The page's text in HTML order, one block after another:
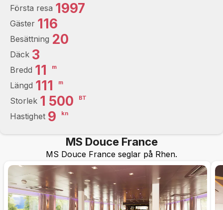
Första resa 1997
Gäster 116
Besättning 20
Däck 3
Bredd 11 m
Längd 111 m
Storlek 1 500 BT
Hastighet 9 kn
MS Douce France
MS Douce France seglar på Rhen.